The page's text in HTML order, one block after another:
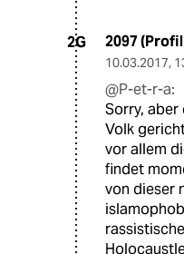
2G 2097
10.03.2017,
@P-et-r-a:
Sorry, aber
Volk
vor allem
findet
von dieser